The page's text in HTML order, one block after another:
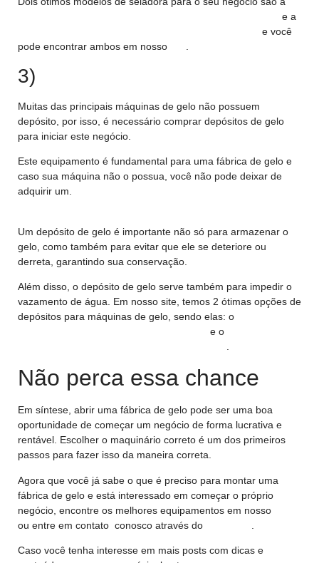
e a
e você
pode encontrar ambos em nosso
3)
Muitas das principais máquinas de gelo não possuem
depósito, por isso, é necessário comprar depósitos de gelo
para iniciar este negócio.
Este equipamento é fundamental para uma fábrica de gelo e
caso sua máquina não o possua, você não pode deixar de
adquirir um.
Um depósito de gelo é importante não só para armazenar o
gelo, como também para evitar que ele se deteriore ou
derreta, garantindo sua conservação.
Além disso, o depósito de gelo serve também para impedir o
vazamento de água. Em nosso site, temos 2 ótimas opções de
depósitos para máquinas de gelo, sendo elas: o
e o
Não perca essa chance
Em síntese, abrir uma fábrica de gelo pode ser uma boa
oportunidade de começar um negócio de forma lucrativa e
rentável. Escolher o maquinário correto é um dos primeiros
passos para fazer isso da maneira correta.
Agora que você já sabe o que é preciso para montar uma
fábrica de gelo e está interessado em começar o próprio
negócio, encontre os melhores equipamentos em nosso
ou entre em contato conosco através do
Caso você tenha interesse em mais posts com dicas e